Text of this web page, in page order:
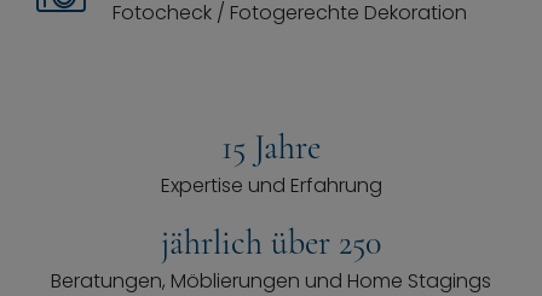
Fotocheck / Fotogerechte Dekoration
15 Jahre
Expertise und Erfahrung
jährlich über 250
Beratungen, Möblierungen und Home Stagings